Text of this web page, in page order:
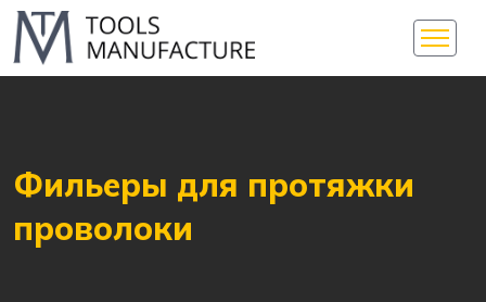
Фильеры для протяжки
проволоки